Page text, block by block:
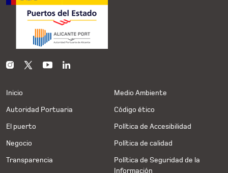
Inicio
Autoridad Portuaria
El puerto
Negocio
Transparencia
Medio Ambiente
Código ético
Política de Accesibilidad
Política de calidad
Política de Seguridad de la
Información